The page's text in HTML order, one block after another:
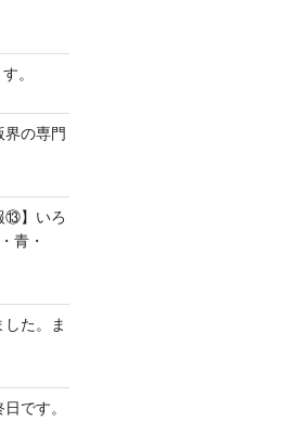
。
の専門
⑬】いろ
青・
た。ま
です。